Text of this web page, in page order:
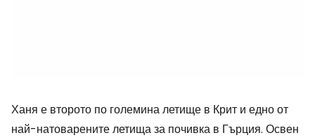
Ханя е второто по големина летище в Крит и едно от
най-натоварените летища за почивка в Гърция. Освен